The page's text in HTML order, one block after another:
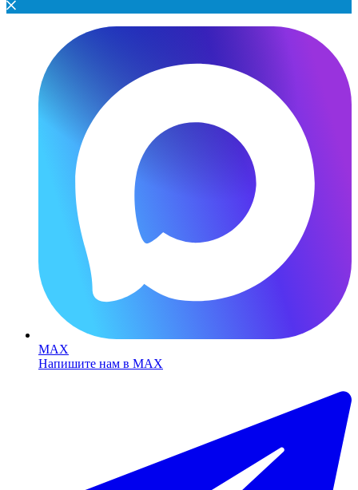
MAX
Напишите нам в MAX